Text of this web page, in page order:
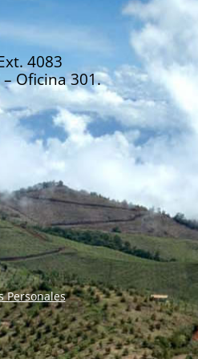
4083
Oficina 301.
Personales